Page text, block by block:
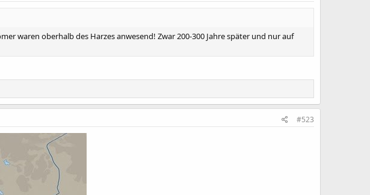
waren oberhalb des Harzes anwesend! Zwar 200-300 Jahre später und nur auf
#523